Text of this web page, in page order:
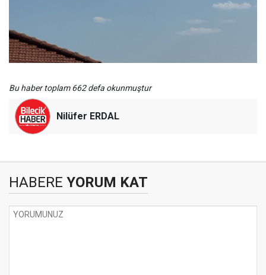
Bu haber toplam 662 defa okunmuştur
Nilüfer ERDAL
HABERE YORUM KAT